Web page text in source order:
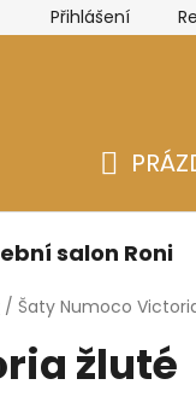
tabulky Bicotone
Přihlášení
KOŠÍK
salon Roni
/ Šaty Numoco
žluté